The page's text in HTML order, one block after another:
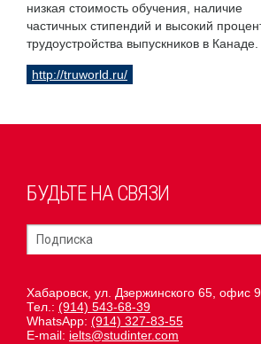
низкая стоимость обучения, наличие
частичных стипендий и высокий
трудоустройства выпускников в Канаде.
http://truworld.ru/
БУДЬТЕ НА СВЯЗИ
Хабаровск, ул. Дзержинского 65, офис
Тел.: (914) 543-68-39
WhatsApp: (914) 327-83-55
E-mail: ielts@studinter.com